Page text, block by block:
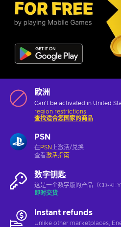
欧洲
Can't be activated in United
region restrictions
查找适合您国家的商品
PSN
在PSN 上激活/兑换
查看激活指南
数字钥匙
这是一个数字版的产品（CD-KEY
即时交货
Instant refunds
Unlike other marketplaces,